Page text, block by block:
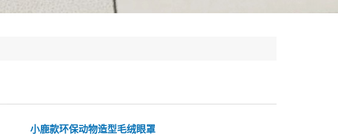
小鹿款环保动物造型毛绒眼罩